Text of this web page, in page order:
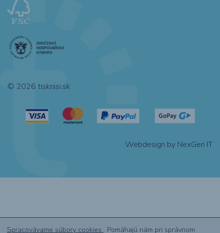
Spracovávame súbory cookies . Pomáhajú nám pri správnom
© 2026 tisknisi.sk
Webdesign by NexGen IT